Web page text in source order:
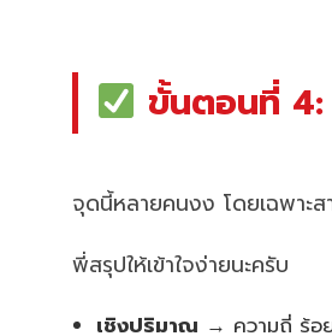
ขั้นตอนที่ 4:
จุดนี้หลายคนงง โดยเฉพาะ
พี่สรุปให้เข้าใจง่ายนะครับ
เชิงปริมาณ → ความถี่ ร้อ